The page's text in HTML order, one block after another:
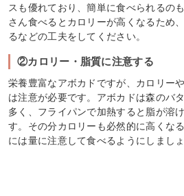
スも優れており、簡単に食べられるの
さん食べるとカロリーが高くなるため
るなどの工夫をしてください。
②カロリー・脂質に注意する
栄養豊富なアボカドですが、カロリー
は注意が必要です。アボカドは森のバ
多く、フライパンで加熱すると脂が溶
す。その分カロリーも必然的に高くな
には量に注意して食べるようにしましょ